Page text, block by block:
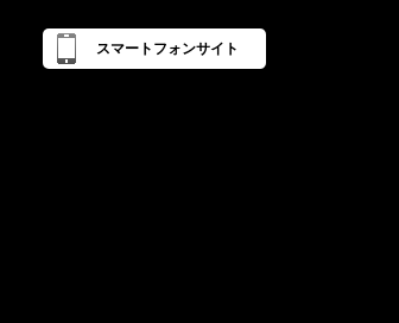
スマートフォンサイト